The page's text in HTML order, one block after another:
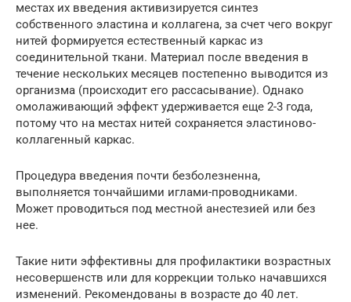
местах их введения активизируется синтез
собственного эластина и коллагена, за счет чего вокруг
нитей формируется естественный каркас из
соединительной ткани. Материал после введения в
течение нескольких месяцев постепенно выводится из
организма (происходит его рассасывание). Однако
омолаживающий эффект удерживается еще 2-3 года,
потому что на местах нитей сохраняется эластиново-
коллагенный каркас.
Процедура введения почти безболезненна,
выполняется тончайшими иглами-проводниками.
Может проводиться под местной анестезией или без
нее.
Такие нити эффективны для профилактики возрастных
несовершенств или для коррекции только начавшихся
изменений. Рекомендованы в возрасте до 40 лет.